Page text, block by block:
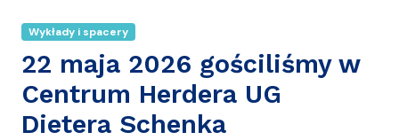
Wykłady i spacery
22 maja 2026 gościliśmy w
Centrum Herdera UG
Dietera Schenka